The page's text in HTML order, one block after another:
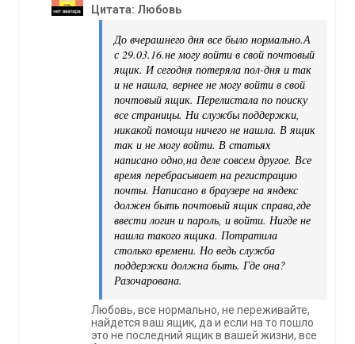
Цитата: Любовь
До вчерашнего дня все было нормально.А
с 29.03.16.не могу войти в свой почтовый
ящик. И сегодня потеряла пол-дня и так
и не нашла, вернее не могу войти в свой
почтовый ящик. Перелистала по поиску
все страницы. Ни службы поддержки,
никакой помощи ничего не нашла. В ящик
так и не могу войти. В статьях
написано одно,на деле совсем другое. Все
время перебрасывает на регистрацию
почты. Написано в браузере на яндекс
должен быть почтовый ящик справа,где
ввести логин и пароль, и войти. Нигде не
нашла такого ящика. Потратила
столько времени. Но ведь служба
поддержки должна быть. Где она?
Разочарована.
Любовь, все нормально, не переживайте,
найдется ваш ящик, да и если на то пошло
это не последний ящик в вашей жизни, все